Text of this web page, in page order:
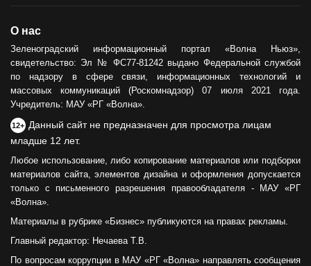
О нас
Зеленоградский информационный портал «Волна Ньюз»,
свидетельство: Эл № ФС77-81242 выдано Федеральной службой
по надзору в сфере связи, информационных технологий и
массовых коммуникаций (Роскомнадзор) 07 июля 2021 года.
Учредитель: МАУ «РГ «Волна».
12+ Данный сайт не предназначен для просмотра лицам
младше 12 лет.
Любое использование, либо копирование материалов или подборки
материалов сайта, элементов дизайна и оформления допускается
только с письменного разрешения правообладателя - МАУ «РГ
«Волна».
Материалы в рубрике «Бизнес» публикуются на правах рекламы.
Главный редактор: Нечаева Т.В.
По вопросам коррупции в МАУ «РГ «Волна» направлять сообщения